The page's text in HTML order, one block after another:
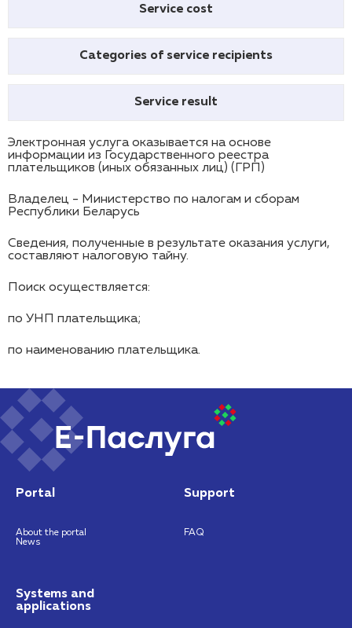
Service cost
Categories of service recipients
Service result
Электронная услуга оказывается на основе
информации из Государственного реестра
плательщиков (иных обязанных лиц) (ГРП)
Владелец - Министерство по налогам и сборам
Республики Беларусь
Сведения, полученные в результате оказания услуги,
составляют налоговую тайну.
Поиск осуществляется:
по УНП плательщика;
по наименованию плательщика.
Portal
About the portal
News
Support
FAQ
Systems and
applications